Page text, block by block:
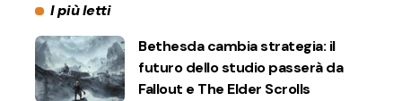
I più letti
Bethesda cambia strategia: il
futuro dello studio passerà da
Fallout e The Elder Scrolls